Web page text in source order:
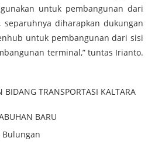
untuk pembangunan dari
separuhnya diharapkan dukungan
untuk pembangunan dari sisi
terminal,” tuntas Irianto.
TRANSPORTASI KALTARA
BARU
Bulungan